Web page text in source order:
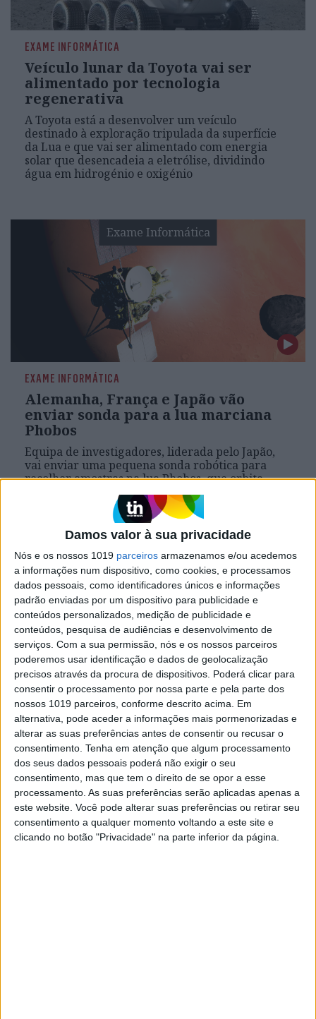
Damos valor à sua privacidade
Nós e os nossos 1019 parceiros armazenamos e/ou acedemos
a informações num dispositivo, como cookies, e processamos
dados pessoais, como identificadores únicos e informações
padrão enviadas por um dispositivo para publicidade e
conteúdos personalizados, medição de publicidade e
conteúdos, pesquisa de audiências e desenvolvimento de
serviços. Com a sua permissão, nós e os nossos parceiros
poderemos usar identificação e dados de geolocalização
precisos através da procura de dispositivos. Poderá clicar para
consentir o processamento por nossa parte e pela parte dos
nossos 1019 parceiros, conforme descrito acima. Em
alternativa, pode aceder a informações mais pormenorizadas e
alterar as suas preferências antes de consentir ou recusar o
consentimento. Tenha em atenção que algum processamento
dos seus dados pessoais poderá não exigir o seu
consentimento, mas que tem o direito de se opor a esse
processamento. As suas preferências serão aplicadas apenas a
este website. Você pode alterar suas preferências ou retirar seu
consentimento a qualquer momento voltando a este site e
clicando no botão "Privacidade" na parte inferior da página.
EXAME INFORMÁTICA
Veículo lunar da Toyota vai ser
alimentado por tecnologia
regenerativa
A Toyota está a desenvolver um veículo
destinado à exploração tripulada da superfície
da Lua e que vai ser alimentado com energia
solar que desencadeia a eletrólise, dividindo
água em hidrogénio e oxigénio
Exame Informática
EXAME INFORMÁTICA
Alemanha, França e Japão vão
enviar sonda para a lua marciana
Phobos
Equipa de investigadores, liderada pelo Japão,
vai enviar uma pequena sonda robótica para
recolher amostras na lua Phobos, que orbita
Exame Informática
EXAME INFORMÁTICA
BepiColombo já envia fotos de
Mercúrio
Missão conjunta da Europa e do Japão já
sobrevoou o planeta Mercúrio e enviou algumas
fotografias da superfície, onde são notórias
algumas crateras